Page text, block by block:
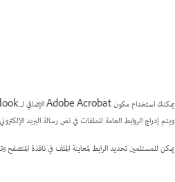
ويتم إدراج الروابط العامة للملفات في نص رسالة البريد
يمكن للمستلمين تحديد الرابط لمعاينة الملف في نافذة المتصفح